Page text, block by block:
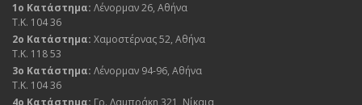
1ο Κατάστημα: Λένορμαν 26, Αθήνα
Τ.Κ. 104 36
2ο Κατάστημα: Χαμοστέρνας 52, Αθήνα
Τ.Κ. 118 53
3ο Κατάστημα: Λένορμαν 94-96, Αθήνα
Τ.Κ. 104 36
4ο Κατάστημα: Γρ. Λαμπράκη 321, Νίκαια